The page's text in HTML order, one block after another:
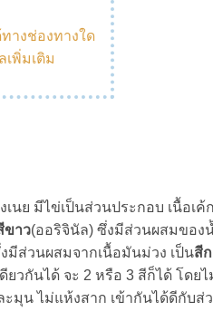
างช่องทางใด
พิ่มเติม
นย มีไข่เป็นส่วนประกอบ เนื้อเค้
ขาว(ออริจินัล) ซึ่งมีส่วนผสมของ
มีส่วนผสมจากเนื้อมันม่วง เป็นสี
กันได้ จะ 2 หรือ 3 สีก็ได้ โดยไ
มุน ไม่แห้งสาก เข้ากันได้ดีกับ